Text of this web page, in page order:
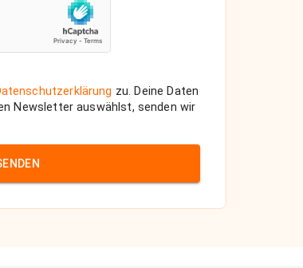
zu. Deine Daten
Newsletter auswählst, senden wir